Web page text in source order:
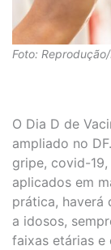
Foto:
O Dia D de
ampliado no
gripe, covid-
aplicados em
prática, haverá
a idosos,
faixas etárias